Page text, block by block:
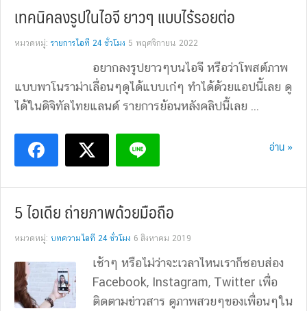
เทคนิคลงรูปในไอจี ยาวๆ แบบไร้รอยต่อ
หมวดหมู่: รายการไอที 24 ชั่วโมง 5 พฤศจิกายน 2022
อยากลงรูปยาวๆบนไอจี หรือว่าโพสต์ภาพ
แบบพาโนราม่าเลื่อนๆดูได้แบบเก๋ๆ ทำได้ด้วยแอปนี้เลย ดู
ได้ในดิจิทัลไทยแลนด์ รายการย้อนหลังคลิปนี้เลย ...
อ่าน »
5 ไอเดีย ถ่ายภาพด้วยมือถือ
หมวดหมู่: บทความไอที 24 ชั่วโมง 6 สิงหาคม 2019
เช้าๆ หรือไม่ว่าจะเวลาไหนเราก็ชอบส่อง
Facebook, Instagram, Twitter เพื่อ
ติดตามข่าวสาร ดูภาพสวยๆของเพื่อนๆใน